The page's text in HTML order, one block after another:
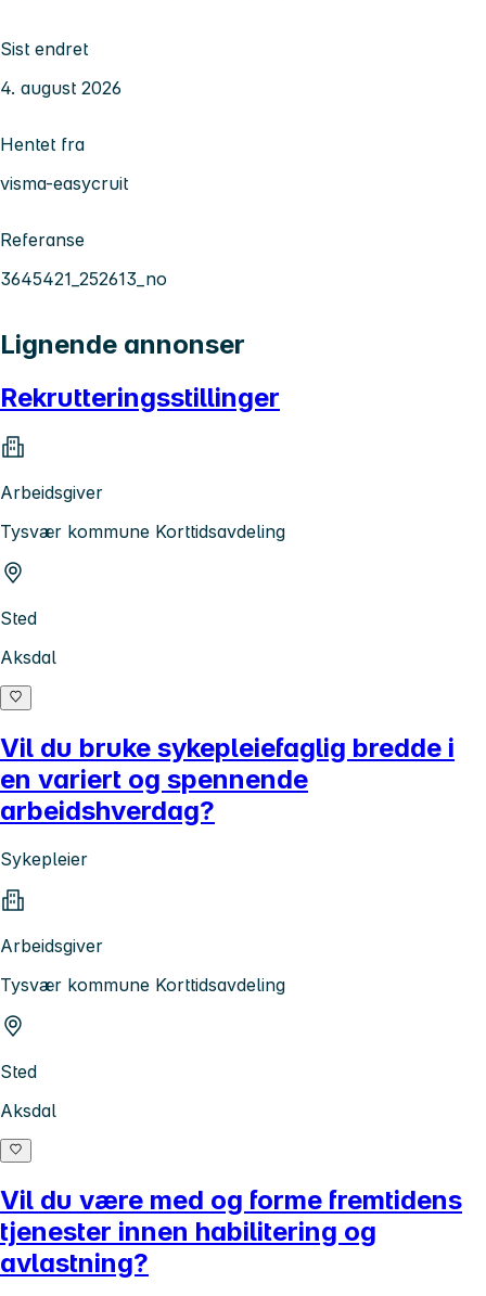
Sist endret
4. august 2026
Hentet fra
visma-easycruit
Referanse
3645421_252613_no
Lignende annonser
Rekrutteringsstillinger
Arbeidsgiver
Tysvær kommune Korttidsavdeling
Sted
Aksdal
Vil du bruke sykepleiefaglig bredde i
en variert og spennende
arbeidshverdag?
Sykepleier
Arbeidsgiver
Tysvær kommune Korttidsavdeling
Sted
Aksdal
Vil du være med og forme fremtidens
tjenester innen habilitering og
avlastning?